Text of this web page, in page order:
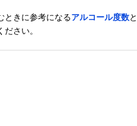
ときに参考になるアルコール度数と
さい。